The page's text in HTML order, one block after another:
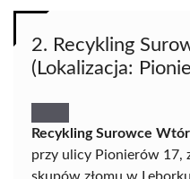
2. Recykling
(Lokalizacja:
Recykling Surowce
przy ulicy Pionierów 17,